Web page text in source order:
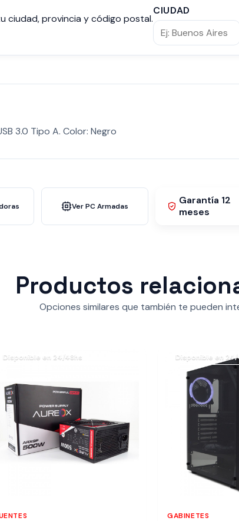
ciudad, provincia y código postal.
CIUDAD
3.0 Tipo A. Color: Negro
Ver PC Armadas
Garantía 12
meses
Productos
Opciones similares que también te pueden
Disponible en 24/48hs Disponible en 24/
GABINETES